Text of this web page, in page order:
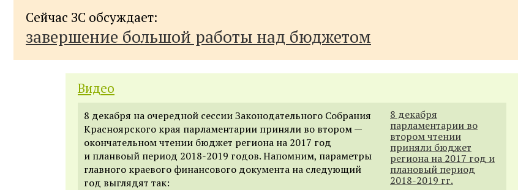
Сейчас ЗС обсуждает:
завершение большой работы над бюджетом
Видео
8 декабря на очередной сессии Законодательного Собрания
Красноярского края парламентарии приняли во втором —
окончательном чтении бюджет региона на 2017 год
и планвоый период 2018-2019 годов.Напомним, параметры
главного краевого финансового документа на следующий
год выглядят так:
8 декабря
парламентарии во
втором чтении
приняли бюджет
региона на 2017 год и
плановый период
2018-2019 гг.